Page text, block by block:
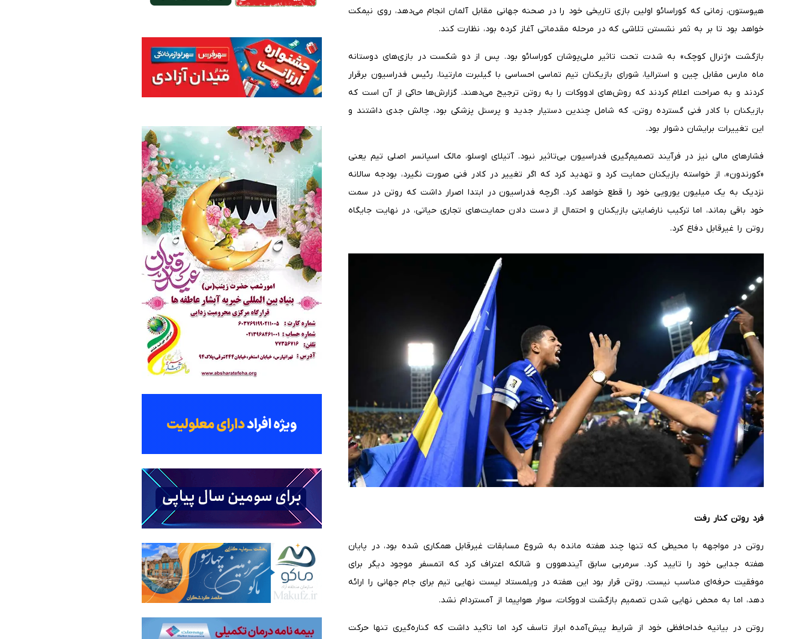
هیوستون، زمانی که کوراسائو اولین بازی تاریخی خود را در صحنه جهانی مقابل آلمان انجام می‌دهد، روی نیمکت
خواهد بود تا بر به ثمر نشستن تلاشی که در مرحله مقدماتی آغاز کرده بود، نظارت کند.
بازگشت «ژنرال کوچک» به شدت تحت تاثیر ملی‌پوشان کوراسائو بود. پس از دو شکست در بازی‌های دوستانه
ماه مارس مقابل چین و استرالیا، شورای بازیکنان تیم تماسی احساسی با گیلبرت مارتینا، رئیس فدراسیون برقرار
کردند و به صراحت اعلام کردند که روش‌های ادووکات را به روتن ترجیح می‌دهند. گزارش‌ها حاکی از آن است که
بازیکنان با کادر فنی گسترده روتن، که شامل چندین دستیار جدید و پرسنل پزشکی بود، چالش جدی داشتند و
این تغییرات برایشان دشوار بود.
فشارهای مالی نیز در فرآیند تصمیم‌گیری فدراسیون بی‌تاثیر نبود. آتیلای اوسلو، مالک اسپانسر اصلی تیم یعنی
«کورندون»، از خواسته بازیکنان حمایت کرد و تهدید کرد که اگر تغییر در کادر فنی صورت نگیرد، بودجه سالانه
نزدیک به یک میلیون یورویی خود را قطع خواهد کرد. اگرچه فدراسیون در ابتدا اصرار داشت که روتن در سمت
خود باقی بماند، اما ترکیب نارضایتی بازیکنان و احتمال از دست دادن حمایت‌های تجاری حیاتی، در نهایت جایگاه
روتن را غیرقابل دفاع کرد.
فرد روتن کنار رفت
روتن در مواجهه با محیطی که تنها چند هفته مانده به شروع مسابقات غیرقابل همکاری شده بود، در پایان
هفته جدایی خود را تایید کرد. سرمربی سابق آیندهوون و شالکه اعتراف کرد که اتمسفر موجود دیگر برای
موفقیت حرفه‌ای مناسب نیست. روتن قرار بود این هفته در ویلمستاد لیست نهایی تیم برای جام جهانی را ارائه
دهد، اما به محض نهایی شدن تصمیم بازگشت ادووکات، سوار هواپیما از آمستردام نشد.
روتن در بیانیه خداحافظی خود از شرایط پیش‌آمده ابراز تاسف کرد اما تاکید داشت که کناره‌گیری تنها حرکت